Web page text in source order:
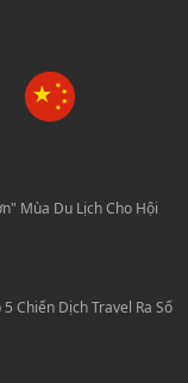
Mùa Du Lịch Cho Hội
Chiến Dịch Travel Ra Số